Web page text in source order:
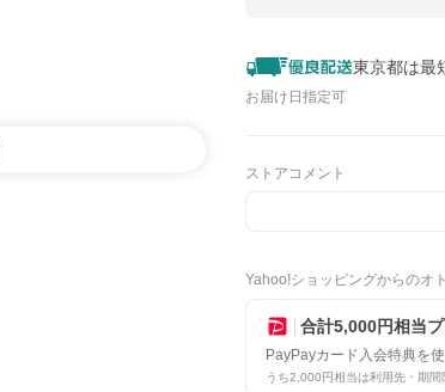
東京都は最
お届け日指定可
ストアコメント
Yahoo!ショッピングからのオ
合計5,000円相当プ
PayPayカード入会特典を使
うち2,000円相当は利用先・期間